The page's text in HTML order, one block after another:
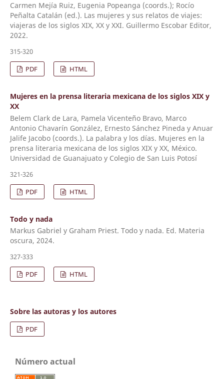
Carmen Mejía Ruiz, Eugenia Popeanga (coords.); Rocío
Peñalta Catalán (ed.). Las mujeres y sus relatos de viajes:
viajeras de los siglos XIX, XX y XXI. Guillermo Escobar Editor,
2022.
315-320
PDF
HTML
Mujeres en la prensa literaria mexicana de los siglos XIX y
XX
Belem Clark de Lara, Pamela Vicenteño Bravo, Marco
Antonio Chavarín González, Ernesto Sánchez Pineda y Anuar
Jalife Jacobo (coords.). La palabra y los días. Mujeres en la
prensa literaria mexicana de los siglos XIX y XX, México.
Universidad de Guanajuato y Colegio de San Luis Potosí
321-326
PDF
HTML
Todo y nada
Markus Gabriel y Graham Priest. Todo y nada. Ed. Materia
oscura, 2024.
327-333
PDF
HTML
Sobre las autoras y los autores
PDF
Número actual